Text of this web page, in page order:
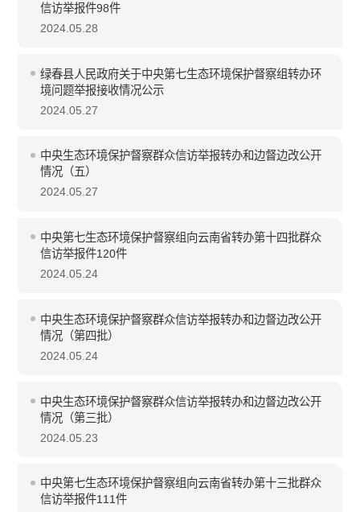
信访举报件98件
2024.05.28
绿春县人民政府关于中央第七生态环境保护督察组转办环
境问题举报接收情况公示
2024.05.27
中央生态环境保护督察群众信访举报转办和边督边改公开
情况（五）
2024.05.27
中央第七生态环境保护督察组向云南省转办第十四批群众
信访举报件120件
2024.05.24
中央生态环境保护督察群众信访举报转办和边督边改公开
情况（第四批）
2024.05.24
中央生态环境保护督察群众信访举报转办和边督边改公开
情况（第三批）
2024.05.23
中央第七生态环境保护督察组向云南省转办第十三批群众
信访举报件111件